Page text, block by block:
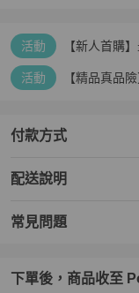
活動 【新人首購
活動 【精品真品
付款方式
配送說明
常見問題
下單後，商品收至